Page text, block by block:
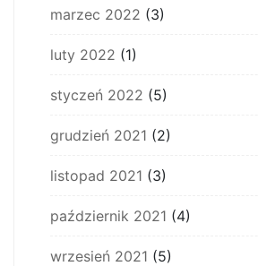
marzec 2022 (3)
luty 2022 (1)
styczeń 2022 (5)
grudzień 2021 (2)
listopad 2021 (3)
październik 2021 (4)
wrzesień 2021 (5)